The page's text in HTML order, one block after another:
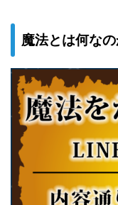
魔法とは何な